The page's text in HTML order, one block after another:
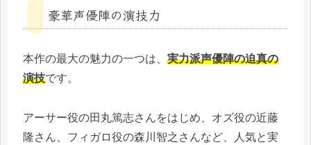
豪華声優陣の演技力
本作の最大の魅力の一つは、 実力派声優陣の迫真の
演技です。
アーサー役の田丸篤志さんをはじめ、オズ役の近藤
隆さん、フィガロ役の森川智之さんなど、人気と実